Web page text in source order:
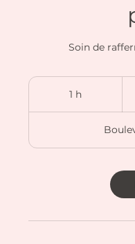
Soin de
1 h